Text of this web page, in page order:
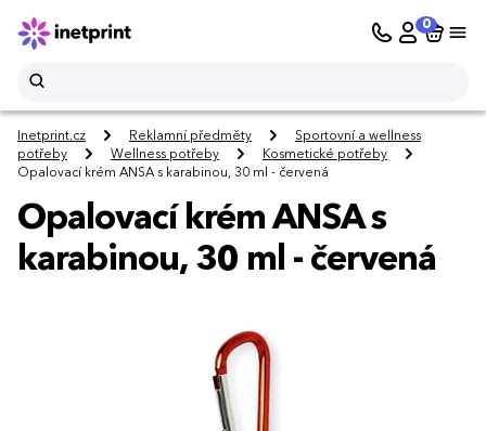
0
Inetprint.cz Reklamní předměty
Sportovní a wellness
potřeby
Wellness potřeby
Kosmetické potřeby
Opalovací krém ANSA s karabinou, 30 ml - červená
Opalovací krém ANSA s
karabinou, 30 ml - červená